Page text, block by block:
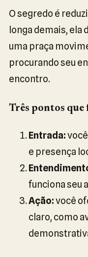
O segredo é
longa demais, ela
uma praça
procurando seu
encontro.
Três pontos que
Entrada:
e presença
funciona seu
Ação:você
claro, como